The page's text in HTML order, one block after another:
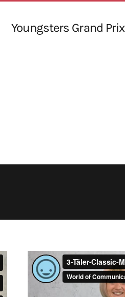
Youngsters Grand Prix